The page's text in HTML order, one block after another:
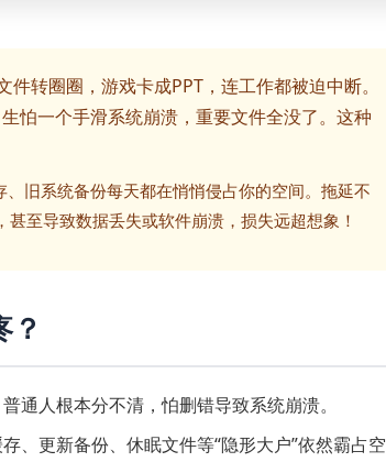
转圈圈，游戏卡成PPT，连工作都被迫中断。
怕一个手滑系统崩溃，重要文件全没了。这种
旧系统备份每天都在悄悄侵占你的空间。拖延不
至导致数据丢失或软件崩溃，损失远超想象！
？
通人根本分不清，怕删错导致系统崩溃。
、更新备份、休眠文件等“隐形大户”依然霸占空